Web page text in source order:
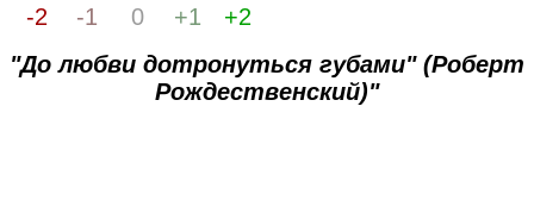
-2 -1 0 +1
+2
"До любви дотронуться губами" (Роберт
Рождественский)"